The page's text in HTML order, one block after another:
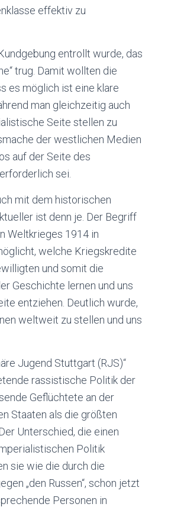
effektiv zu
entrollt wurde, das
trug. Damit wollten die
es möglich ist eine klare
man gleichzeitig auch
Seite stellen zu
der westlichen Medien
auf der Seite des
sei.
mit dem historischen
ist denn je. Der Begriff
Weltkrieges 1914 in
welche Kriegskredite
und somit die
Geschichte lernen und uns
entziehen. Deutlich wurde,
weltweit zu stellen und uns
Jugend Stuttgart (RJS)“
rassistische Politik der
Geflüchtete an der
Staaten als die größten
Unterschied, die einen
Politik
sie wie die durch die
„den Russen“, schon jetzt
Personen in